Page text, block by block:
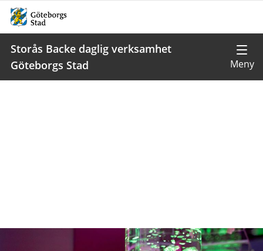
Storås Backe daglig verksamhet
Göteborgs Stad